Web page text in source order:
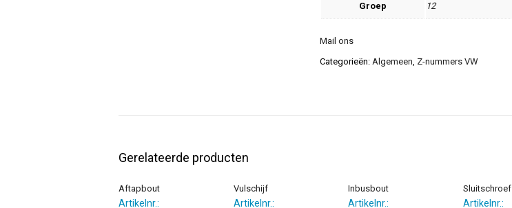
Groep 12
Mail ons
Categorieën:Algemeen, Z-nummers VW
Gerelateerde producten
Aftapbout
Artikelnr.:
Vulschijf
Artikelnr.:
Inbusbout
Artikelnr.:
Sluitschroef
Artikelnr.: